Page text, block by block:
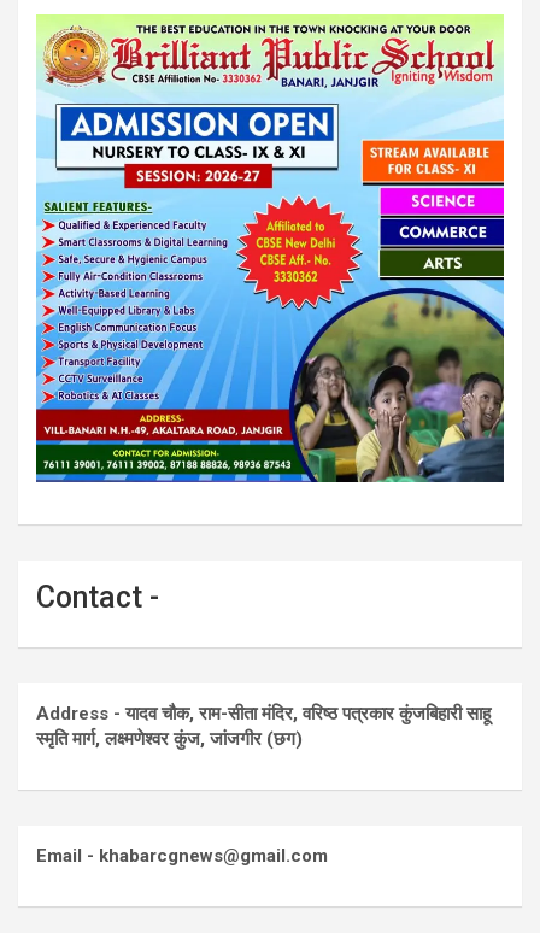
Contact -
Address - यादव चौक, राम-सीता मंदिर, वरिष्ठ पत्रकार कुंजबिहारी साहू
स्मृति मार्ग, लक्ष्मणेश्वर कुंज, जांजगीर (छग)
Email - khabarcgnews@gmail.com